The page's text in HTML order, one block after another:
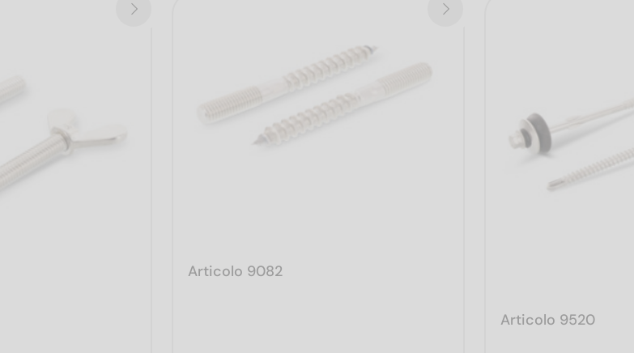
Articolo 9082
Articolo 9520